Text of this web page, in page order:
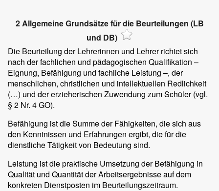
2 Allgemeine Grundsätze für die Beurteilungen (LB
und DB)
Die Beurteilung der Lehrerinnen und Lehrer richtet sich
nach der fachlichen und pädagogischen Qualifikation –
Eignung, Befähigung und fachliche Leistung –, der
menschlichen, christlichen und intellektuellen Redlichkeit
(…) und der erzieherischen Zuwendung zum Schüler (vgl.
§ 2 Nr. 4 GO).
Befähigung ist die Summe der Fähigkeiten, die sich aus
den Kenntnissen und Erfahrungen ergibt, die für die
dienstliche Tätigkeit von Bedeutung sind.
Leistung ist die praktische Umsetzung der Befähigung in
Qualität und Quantität der Arbeitsergebnisse auf dem
konkreten Dienstposten im Beurteilungszeitraum.